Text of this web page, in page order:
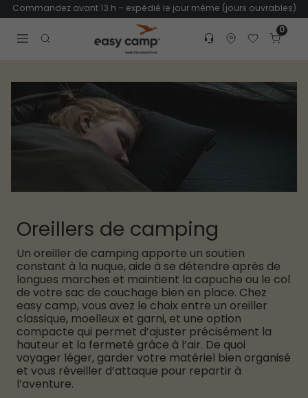
Commandez avant 13 h – expédié le jour même (jours ouvrables)
Open search modal
Customer service
Find dealer
Favorites
Cart
0
Oreillers de camping
Un oreiller de camping apporte un soutien
constant à la nuque, aide à se détendre après de
longues marches et maintient la capuche ou le col
de votre sac de couchage bien en place. Chez
easy camp, vous avez le choix entre un oreiller
classique, moelleux et garni, et une option
compacte qui permet d’ajuster précisément la
hauteur et la fermeté grâce à l’air. De quoi
voyager léger, garder votre matériel bien organisé
et vous réveiller d’attaque pour repartir à
l’aventure.